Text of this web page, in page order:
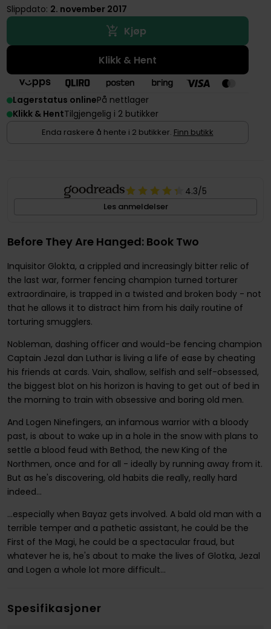
Slippdato: 2. november 2017
Kjøp
Klikk & Hent
Lagerstatus onlinePå nettlager
Klikk & HentTilgjengelig i 2 butikker
Enda raskere å hente i 2 butikker. Finn butikk
4.3/5
Les anmeldelser
Before They Are Hanged: Book Two
Inquisitor Glokta, a crippled and increasingly bitter relic of
the last war, former fencing champion turned torturer
extraordinaire, is trapped in a twisted and broken body - not
that he allows it to distract him from his daily routine of
torturing smugglers.
Nobleman, dashing officer and would-be fencing champion
Captain Jezal dan Luthar is living a life of ease by cheating
his friends at cards. Vain, shallow, selfish and self-obsessed,
the biggest blot on his horizon is having to get out of bed in
the morning to train with obsessive and boring old men.
And Logen Ninefingers, an infamous warrior with a bloody
past, is about to wake up in a hole in the snow with plans to
settle a blood feud with Bethod, the new King of the
Northmen, once and for all - ideally by running away from it.
But as he's discovering, old habits die really, really hard
indeed...
...especially when Bayaz gets involved. A bald old man with a
terrible temper and a pathetic assistant, he could be the
First of the Magi, he could be a spectacular fraud, but
whatever he is, he's about to make the lives of Glotka, Jezal
and Logen a whole lot more difficult...
Spesifikasjoner